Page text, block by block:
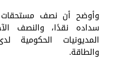
وأوضح أن نصف مستحقات
سداده نقدًا، والنصف
المديونيات الحكومية
والطاقة.